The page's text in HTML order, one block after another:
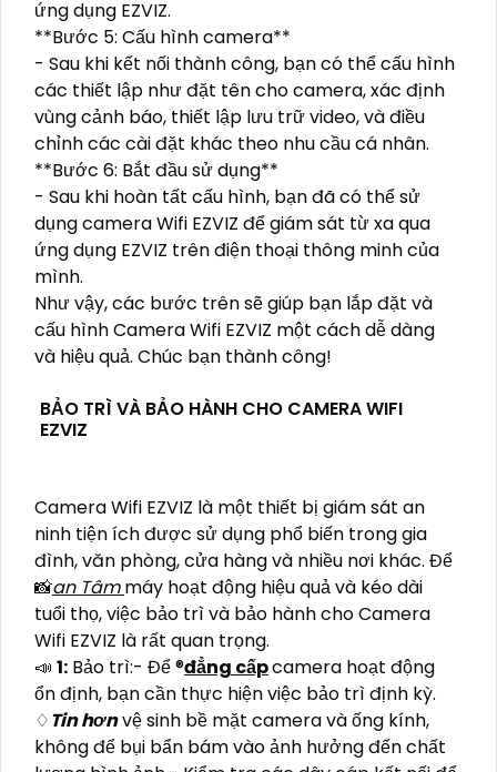
ứng dụng EZVIZ.
**Bước 5: Cấu hình camera**
- Sau khi kết nối thành công, bạn có thể cấu hình
các thiết lập như đặt tên cho camera, xác định
vùng cảnh báo, thiết lập lưu trữ video, và điều
chỉnh các cài đặt khác theo nhu cầu cá nhân.
**Bước 6: Bắt đầu sử dụng**
- Sau khi hoàn tất cấu hình, bạn đã có thể sử
dụng camera Wifi EZVIZ để giám sát từ xa qua
ứng dụng EZVIZ trên điện thoại thông minh của
mình.
Như vậy, các bước trên sẽ giúp bạn lắp đặt và
cấu hình Camera Wifi EZVIZ một cách dễ dàng
và hiệu quả. Chúc bạn thành công!
BẢO TRÌ VÀ BẢO HÀNH CHO CAMERA WIFI
EZVIZ
Camera Wifi EZVIZ là một thiết bị giám sát an
ninh tiện ích được sử dụng phổ biến trong gia
đình, văn phòng, cửa hàng và nhiều nơi khác. Để
📸an Tâmmáy hoạt động hiệu quả và kéo dài
tuổi thọ, việc bảo trì và bảo hành cho Camera
Wifi EZVIZ là rất quan trọng.
📣 1: Bảo trì:- Để ®️đẳng cấpcamera hoạt động
ổn định, bạn cần thực hiện việc bảo trì định kỳ.
♢Tin hơnvệ sinh bề mặt camera và ống kính,
không để bụi bẩn bám vào ảnh hưởng đến chất